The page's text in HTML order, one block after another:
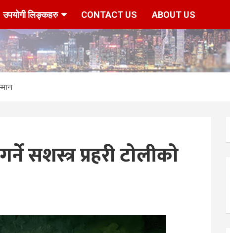
उपयोगी लिङ्कहरु CONTACT US ABOUT US
सशस्त्र प्रहरी टोलीको